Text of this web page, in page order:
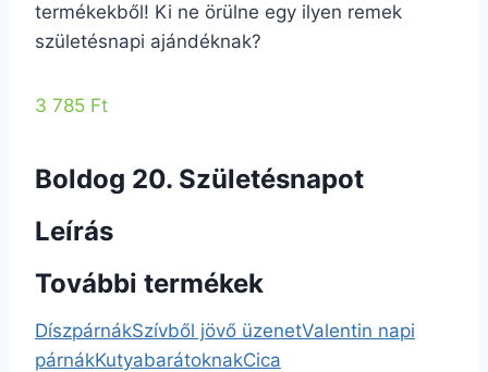
termékekből! Ki ne örülne egy ilyen remek
születésnapi ajándéknak?
3 785 Ft
Boldog 20. Születésnapot
Leírás
További termékek
DíszpárnákSzívből jövő üzenetValentin napi
párnákKutyabarátoknakCica